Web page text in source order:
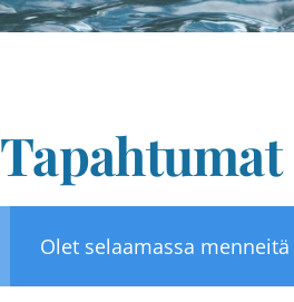
Tapahtumat
Olet selaamassa